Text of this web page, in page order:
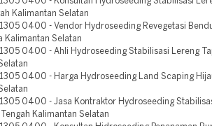
Kalimantan Selatan
1305 0400 - Vendor Hydroseeding Revegetasi
Kalimantan Selatan
1305 0400 - Ahli Hydroseeding Stabilisasi Lereng
1305 0400 - Harga Hydroseeding Land Scaping
1305 0400 - Jasa Kontraktor Hydroseeding
Kalimantan Selatan